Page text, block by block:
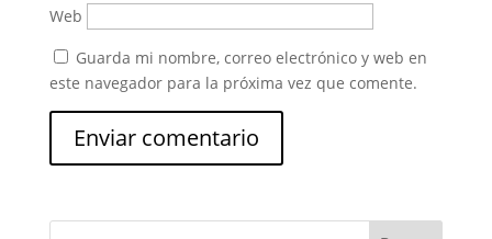
Web
Guarda mi nombre, correo electrónico y web en
este navegador para la próxima vez que comente.